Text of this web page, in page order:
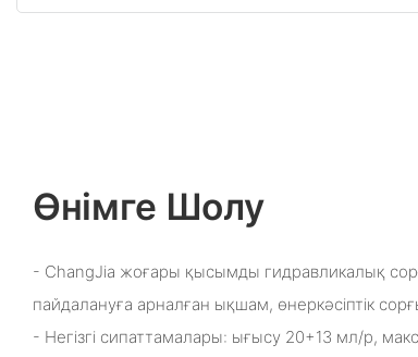
Өнімге Шолу
- ChangJia жоғары қысымды гидравликалық
пайдалануға арналған ықшам, өнеркәсіптік
- Негізгі сипаттамалары: ығысу 20+13 мл/р,